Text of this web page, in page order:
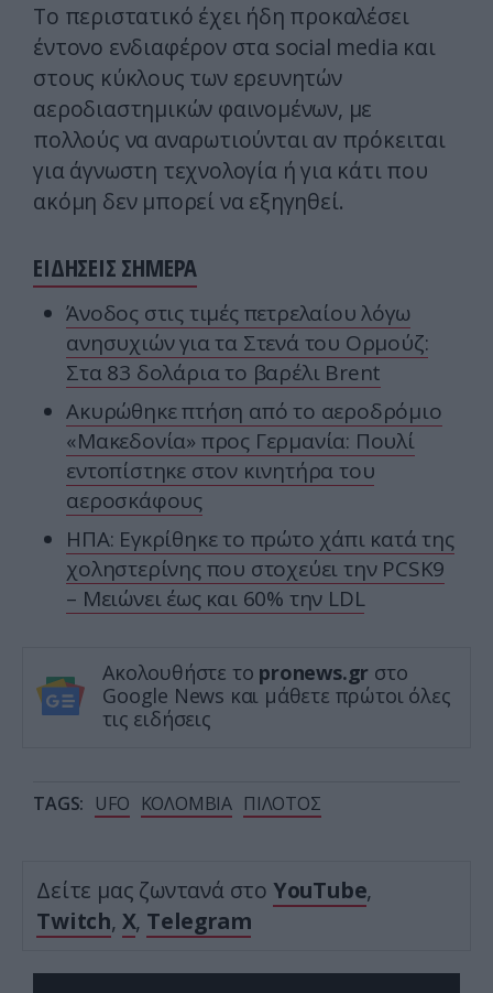
Το περιστατικό έχει ήδη προκαλέσει
έντονο ενδιαφέρον στα social media και
στους κύκλους των ερευνητών
αεροδιαστημικών φαινομένων, με
πολλούς να αναρωτιούνται αν πρόκειται
για άγνωστη τεχνολογία ή για κάτι που
ακόμη δεν μπορεί να εξηγηθεί.
ΕΙΔΗΣΕΙΣ ΣΗΜΕΡΑ
Άνοδος στις τιμές πετρελαίου λόγω
ανησυχιών για τα Στενά του Ορμούζ:
Στα 83 δολάρια το βαρέλι Brent
Ακυρώθηκε πτήση από το αεροδρόμιο
«Μακεδονία» προς Γερμανία: Πουλί
εντοπίστηκε στον κινητήρα του
αεροσκάφους
ΗΠΑ: Εγκρίθηκε το πρώτο χάπι κατά της
χοληστερίνης που στοχεύει την PCSK9
– Μειώνει έως και 60% την LDL
Ακολουθήστε το pronews.gr στο
Google News και μάθετε πρώτοι όλες
τις ειδήσεις
TAGS: UFO ΚΟΛΟΜΒΙΑ ΠΙΛΟΤΟΣ
Δείτε μας ζωντανά στο YouTube,
Twitch, X, Telegram